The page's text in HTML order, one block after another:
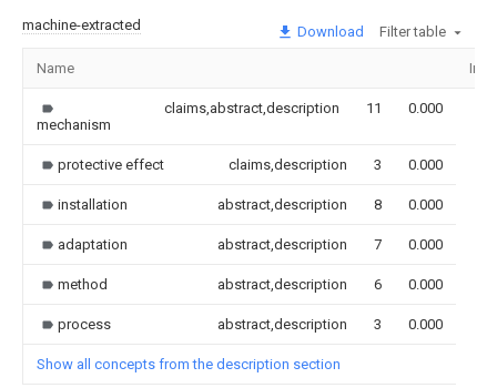
machine-extracted Download Filter table
Name
mechanism
claims,abstract,description 11 0.000
protective effect claims,description 3 0.000
installation abstract,description 8 0.000
adaptation abstract,description 7 0.000
method abstract,description 6 0.000
process abstract,description 3 0.000
Show all concepts from the description section